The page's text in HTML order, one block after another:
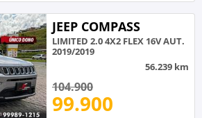
JEEP COMPASS
LIMITED 2.0 4X2 FLEX 16V AUT.
2019/2019
56.239 km
104.900
99.900